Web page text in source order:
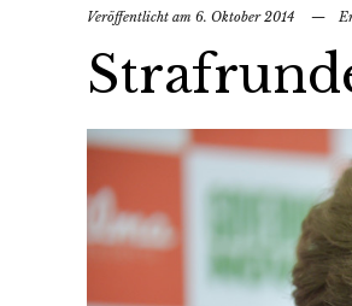
Veröffentlicht am 6. Oktober 2014 —